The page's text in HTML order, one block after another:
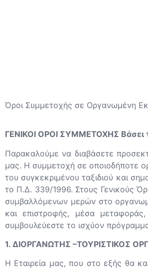
Όροι Συμμετοχής σε Οργανωμένη
ΓΕΝΙΚΟΙ ΟΡΟΙ ΣΥΜΜΕΤΟΧΗΣ Βάσει
Παρακαλούμε να διαβάσετε
μας. Η συμμετοχή σε οποιοδήποτε
του συγκεκριμένου ταξιδιού και
το Π.Δ. 339/1996. Στους Γενικούς
συμβαλλόμενων μερών στο
και επιστροφής, μέσα
συμβουλεύεστε το ισχύον
1. ΔΙΟΡΓΑΝΩΤΗΣ –ΤΟΥΡΙΣΤΙΚΟΣ
Η Εταιρεία μας, που στο εξής θα